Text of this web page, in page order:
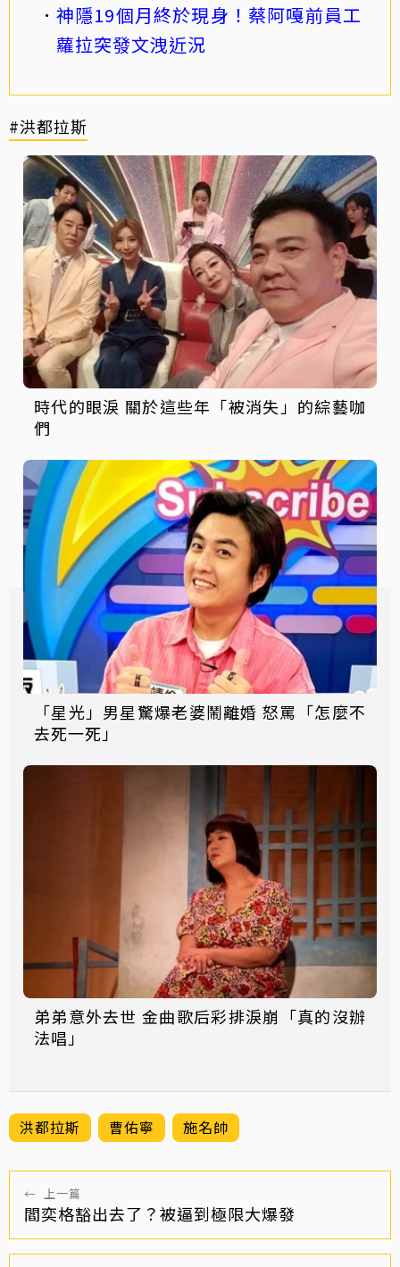
神隱19個月終於現身！蔡阿嘎前員工
蘿拉突發文洩近況
#洪都拉斯
時代的眼淚 關於這些年「被消失」的綜藝咖
們
「星光」男星驚爆老婆鬧離婚 怒罵「怎麼不
去死一死」
弟弟意外去世 金曲歌后彩排淚崩「真的沒辦
法唱」
洪都拉斯 曹佑寧 施名帥
← 上一篇
閻奕格豁出去了？被逼到極限大爆發